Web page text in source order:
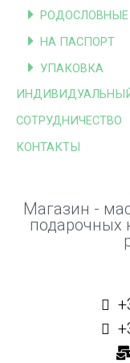
РОДОСЛОВНЫЕ
НА ПАСПОРТ
УПАКОВКА
СОТРУДНИЧЕСТВО
КОНТАКТЫ
Магазин -
подарочных